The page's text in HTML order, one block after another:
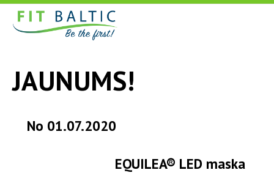
JAUNUMS!
No 01.07.2020
EQUILEA® LED maska